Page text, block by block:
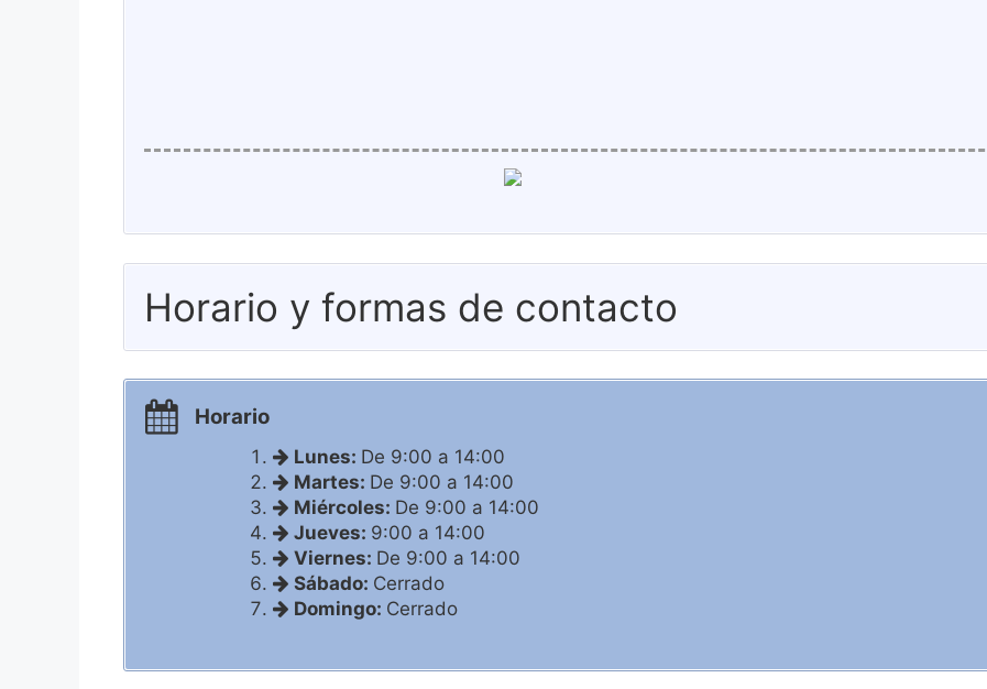
Horario y formas de contacto
Horario
Lunes: De 9:00 a 14:00
Martes: De 9:00 a 14:00
Miércoles: De 9:00 a 14:00
Jueves: 9:00 a 14:00
Viernes: De 9:00 a 14:00
Sábado: Cerrado
Domingo: Cerrado